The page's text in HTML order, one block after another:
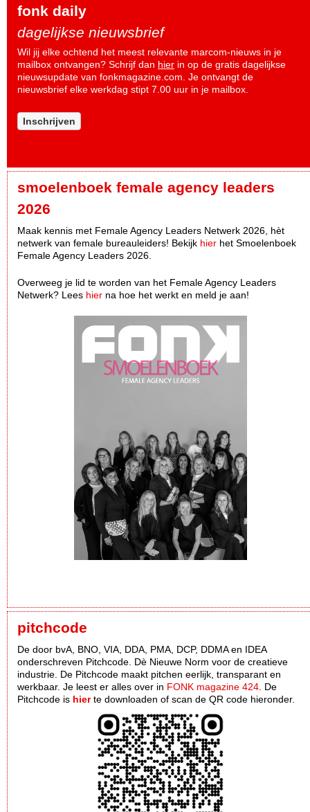
fonk daily
dagelijkse nieuwsbrief
Wil jij elke ochtend het meest relevante marcom-nieuws in je
mailbox ontvangen? Schrijf dan hier in op de gratis dagelijkse
nieuwsupdate van fonkmagazine.com. Je ontvangt de
nieuwsbrief elke werkdag stipt 7.00 uur in je mailbox.
Inschrijven
smoelenboek female agency leaders
2026
Maak kennis met Female Agency Leaders Netwerk 2026, hèt
netwerk van female bureauleiders! Bekijk hier het Smoelenboek
Female Agency Leaders 2026.
Overweeg je lid te worden van het Female Agency Leaders
Netwerk? Lees hier na hoe het werkt en meld je aan!
pitchcode
De door bvA, BNO, VIA, DDA, PMA, DCP, DDMA en IDEA
onderschreven Pitchcode. Dè Nieuwe Norm voor de creatieve
industrie. De Pitchcode maakt pitchen eerlijk, transparant en
werkbaar. Je leest er alles over in FONK magazine 424 . De
Pitchcode is hierte downloaden of scan de QR code hieronder.